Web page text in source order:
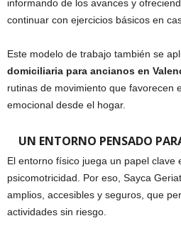
informando de los avances y
continuar con ejercicios básicos en
Este modelo de trabajo también se
domiciliaria para ancianos en
rutinas de movimiento que favorecen
emocional desde el hogar.
UN ENTORNO PENSADO
El entorno físico juega un papel clave
psicomotricidad. Por eso, Sayca
amplios, accesibles y seguros, que
actividades sin riesgo.